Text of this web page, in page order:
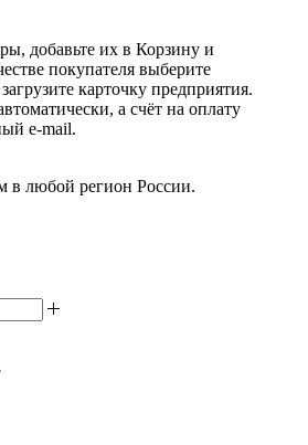
добавьте их в Корзину и
покупателя выберите
карточку предприятия.
а счёт на оплату
e-mail.
в любой регион России.